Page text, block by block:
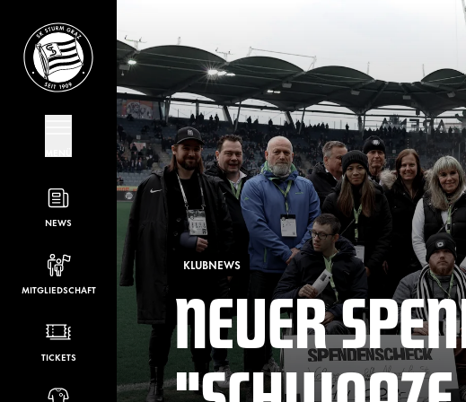
NEWS
MITGLIEDSCHAFT
TICKETS
KLUBNEWS
NEUER